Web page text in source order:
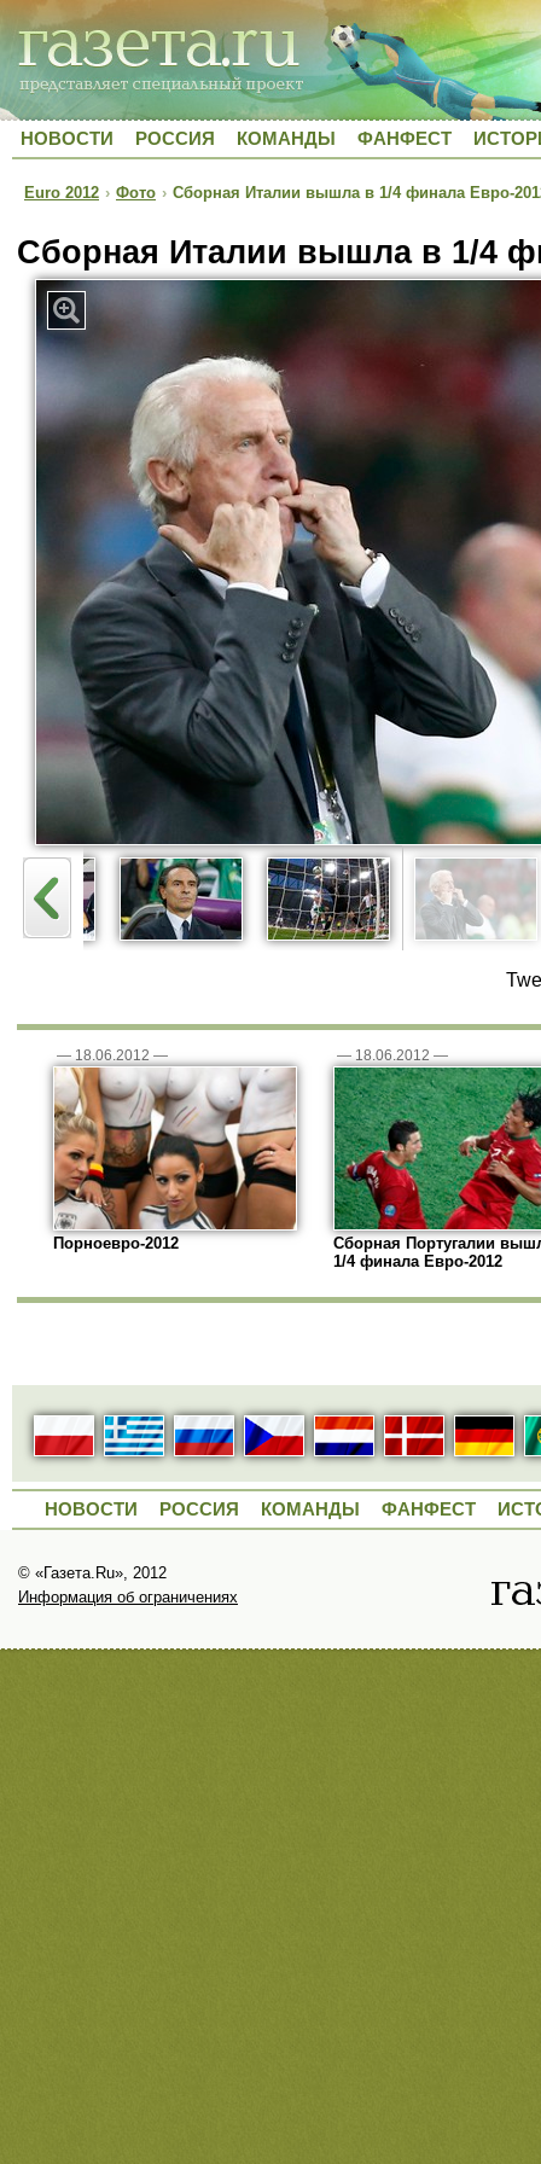
НОВОСТИ РОССИЯ КОМАНДЫ ФАНФЕСТ
Euro 2012 › Фото › Сборная Италии вышла в 1/4 финала Евро-
Сборная Италии вышла в 1/4
— 18.06.2012 —
Порноевро-2012
— 18.06.2012 —
Сборная Португалии
1/4 финала Евро-2012
НОВОСТИ РОССИЯ КОМАНДЫ ФАНФЕСТ
© «Газета.Ru», 2012
Информация об ограничениях